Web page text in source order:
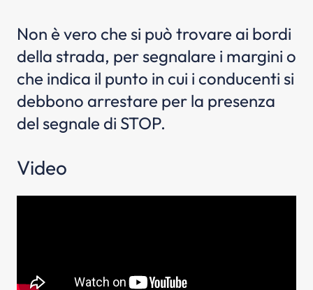
Non è vero che si può trovare ai bordi
della strada, per segnalare i margini o
che indica il punto in cui i conducenti si
debbono arrestare per la presenza
del segnale di STOP.
Video